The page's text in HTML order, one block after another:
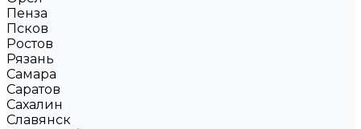
Пенза
Псков
Ростов
Рязань
Самара
Саратов
Сахалин
Славянск